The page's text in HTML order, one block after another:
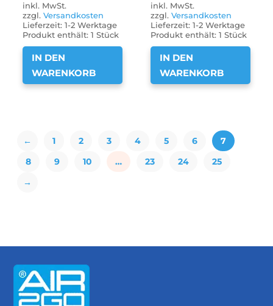
inkl. MwSt.
zzgl.Versandkosten
Lieferzeit:1-2 Werktage
Produkt enthält: 1Stück
IN DEN
WARENKORB
inkl. MwSt.
zzgl.Versandkosten
Lieferzeit:1-2 Werktage
Produkt enthält: 1Stück
IN DEN
WARENKORB
← 1 2 3 4 5 6
7
8
9 10 … 23 24
25
→